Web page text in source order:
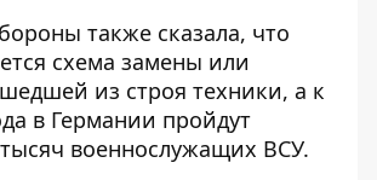
также сказала, что
схема замены или
из строя техники, а к
в Германии пройдут
военнослужащих ВСУ.